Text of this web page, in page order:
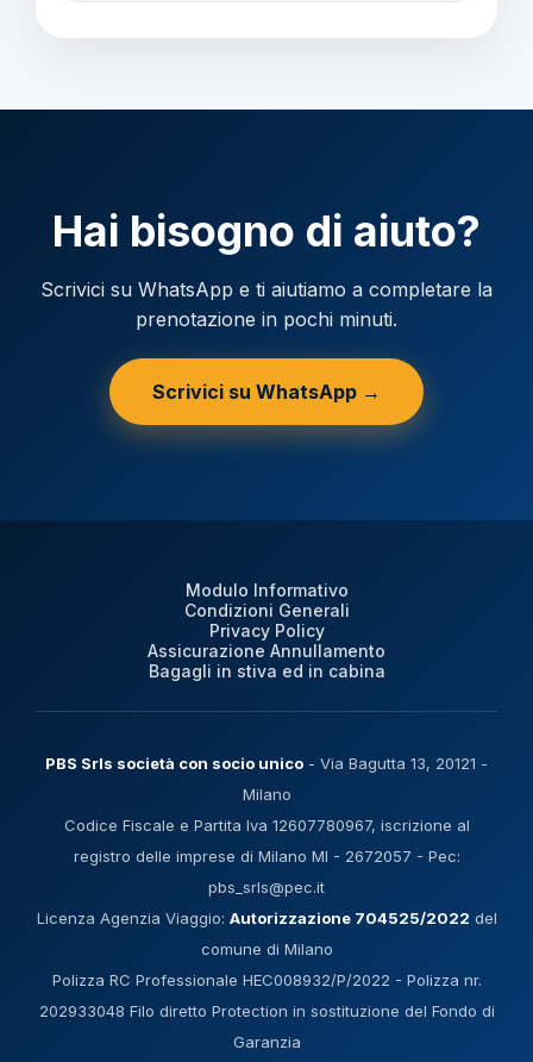
l'Euro. Carte di credito accettate ovunque.
Hai bisogno di aiuto?
Scrivici su WhatsApp e ti aiutiamo a completare la
prenotazione in pochi minuti.
Scrivici su WhatsApp →
Modulo Informativo
Condizioni Generali
Privacy Policy
Assicurazione Annullamento
Bagagli in stiva ed in cabina
PBS Srls società con socio unico - Via Bagutta 13, 20121 -
Milano
Codice Fiscale e Partita Iva 12607780967, iscrizione al
registro delle imprese di Milano MI - 2672057 - Pec:
pbs_srls@pec.it
Licenza Agenzia Viaggio: Autorizzazione 704525/2022 del
comune di Milano
Polizza RC Professionale HEC008932/P/2022 - Polizza nr.
202933048 Filo diretto Protection in sostituzione del Fondo di
Garanzia